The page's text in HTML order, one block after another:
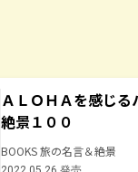
ＡＬＯＨＡを感じる
絶景１００
BOOKS 旅の名言＆絶景